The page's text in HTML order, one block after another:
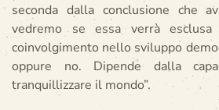
seconda dalla conclusione che
vedremo se essa verrà
coinvolgimento nello sviluppo
oppure no. Dipende dalla
tranquillizzare il mondo”.